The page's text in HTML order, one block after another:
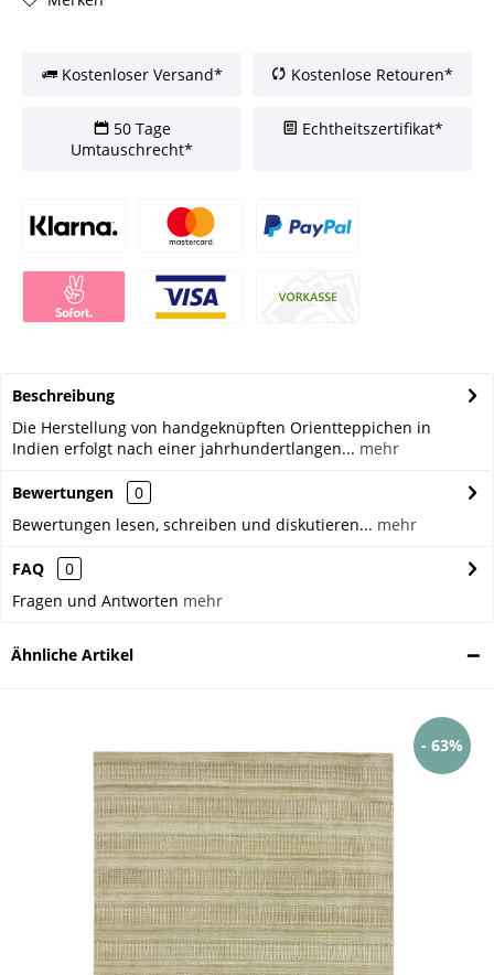
Kostenloser Versand* Kostenlose Retouren*
50 Tage
Umtauschrecht*
Echtheitszertifikat*
Beschreibung
Die Herstellung von handgeknüpften Orientteppichen in
Indien erfolgt nach einer jahrhundertlangen... mehr
Bewertungen
0
Bewertungen lesen, schreiben und diskutieren... mehr
FAQ
0
Fragen und Antworten mehr
Ähnliche Artikel
- 63%